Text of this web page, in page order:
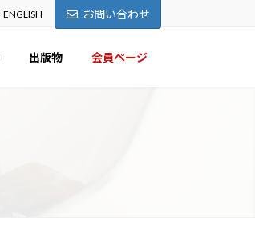
ENGLISH お問い合わせ
出版物 会員ページ